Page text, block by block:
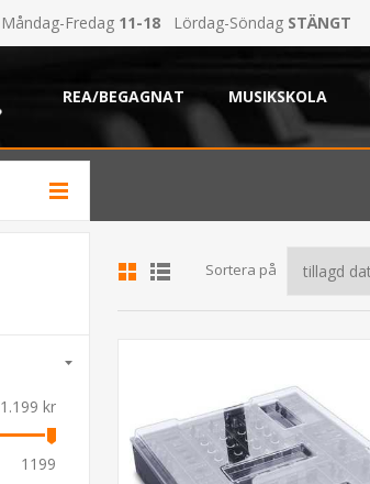
Måndag-Fredag 11-18 Lördag-Söndag STÄNGT
REA/BEGAGNAT MUSIKSKOLA
Sortera på
1.199 kr
1199